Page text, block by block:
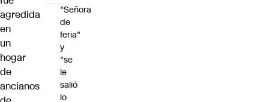
agredida
en
un
hogar
de
ancianos
"Señora
de
feria"
y
"se
le
salió
lo